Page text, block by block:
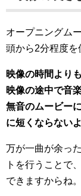
オープニングム
頭から2分程度を
映像の時間より
映像の途中で音
無音のムービー
に短くならない
万が一曲が余っ
トを行うことで
できますからね。